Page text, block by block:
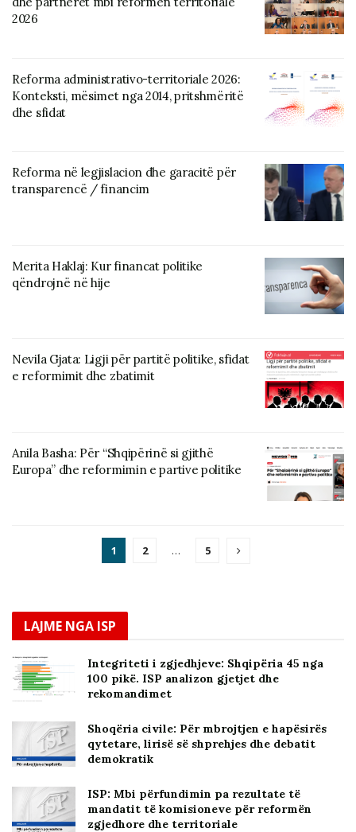
2026
Reforma administrativo-territoriale 2026:
Konteksti, mësimet nga 2014, pritshmëritë
dhe sfidat
Reforma në legjislacion dhe garacitë për
transparencë / financim
Merita Haklaj: Kur financat politike
qëndrojnë në hije
Nevila Gjata: Ligji për partitë politike, sfidat
e reformimit dhe zbatimit
Anila Basha: Për “Shqipërinë si gjithë
Europa” dhe reformimin e partive politike
1 2 … 5
LAJME NGA ISP
Integriteti i zgjedhjeve: Shqipëria 45 nga
100 pikë. ISP analizon gjetjet dhe
rekomandimet
Shoqëria civile: Për mbrojtjen e hapësirës
qytetare, lirisë së shprehjes dhe debatit
demokratik
ISP: Mbi përfundimin pa rezultate të
mandatit të komisioneve për reformën
zgjedhore dhe territoriale